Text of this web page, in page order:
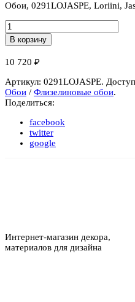
Обои, 0291LOJASPE, Loriini,
Количество
Обои
флизелиновые
Greene
0291LOJASPE
коллекции
Archive
Trails
В корзину
10 720 ₽
Артикул: 0291LOJASPE.
Обои / Флизелиновые обои.
Поделиться:
facebook
twitter
google
Интернет-магазин декора,
материалов для дизайна